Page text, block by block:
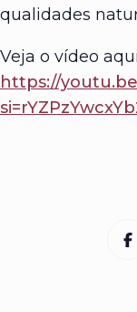
qualidades
Veja o vídeo aqui
https://